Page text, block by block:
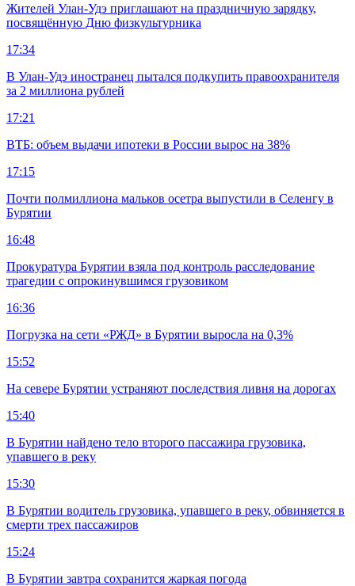
Жителей Улан-Удэ приглашают на праздничную зарядку,
посвящённую Дню физкультурника
17:34
В Улан-Удэ иностранец пытался подкупить правоохранителя
за 2 миллиона рублей
17:21
ВТБ: объем выдачи ипотеки в России вырос на 38%
17:15
Почти полмиллиона мальков осетра выпустили в Селенгу в
Бурятии
16:48
Прокуратура Бурятии взяла под контроль расследование
трагедии с опрокинувшимся грузовиком
16:36
Погрузка на сети «РЖД» в Бурятии выросла на 0,3%
15:52
На севере Бурятии устраняют последствия ливня на дорогах
15:40
В Бурятии найдено тело второго пассажира грузовика,
упавшего в реку
15:30
В Бурятии водитель грузовика, упавшего в реку, обвиняется в
смерти трех пассажиров
15:24
В Бурятии завтра сохранится жаркая погода